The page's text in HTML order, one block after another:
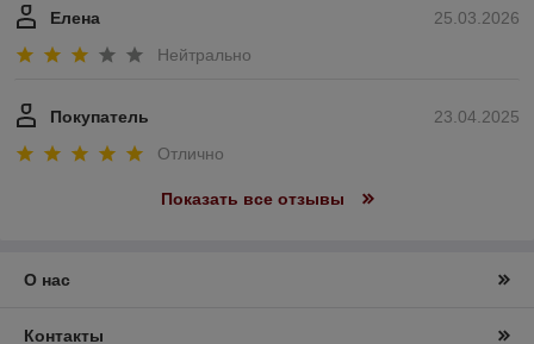
25.03.2026
Елена
Нейтрально
23.04.2025
Покупатель
Отлично
Показать все отзывы
О нас
Контакты